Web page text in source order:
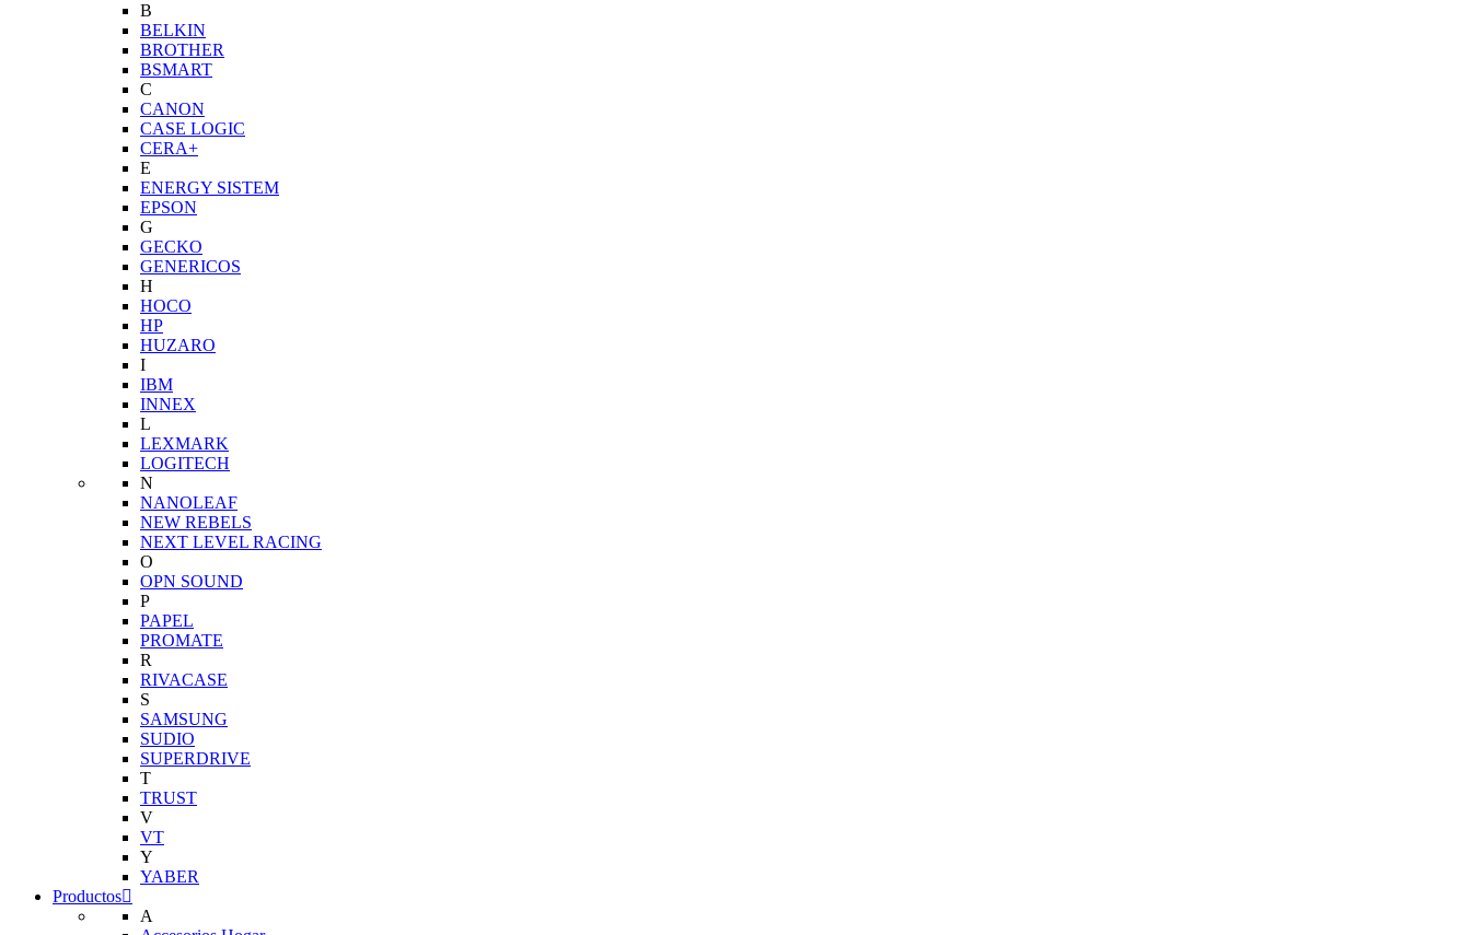
B
BELKIN
BROTHER
BSMART
C
CANON
CASE LOGIC
CERA+
E
ENERGY SISTEM
EPSON
G
GECKO
GENERICOS
H
HOCO
HP
HUZARO
I
IBM
INNEX
L
LEXMARK
LOGITECH
N
NANOLEAF
NEW REBELS
NEXT LEVEL RACING
O
OPN SOUND
P
PAPEL
PROMATE
R
RIVACASE
S
SAMSUNG
SUDIO
SUPERDRIVE
T
TRUST
V
VT
Y
YABER
Productos
A